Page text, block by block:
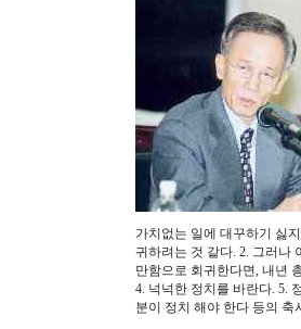
가치없는 일에 대꾸하기 싫
귀하려는 것 같다. 2. 그러나
만함으로 회귀한다면, 내년
4. 넉넉한 정치를 바란다. 5.
분이 정치 해야 한다 등의 축